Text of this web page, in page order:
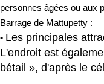
personnes âgées ou aux
Barrage de Mattupetty :
• Les principales
L'endroit est
bétail », d'après le